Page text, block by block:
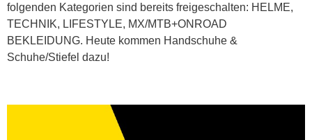
folgenden Kategorien sind bereits freigeschalten: HELME,
TECHNIK, LIFESTYLE, MX/MTB+ONROAD
BEKLEIDUNG. Heute kommen Handschuhe &
Schuhe/Stiefel dazu!